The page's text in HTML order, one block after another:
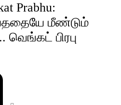
Prabhu:
மீண்டும்
வெங்கட் பிரபு